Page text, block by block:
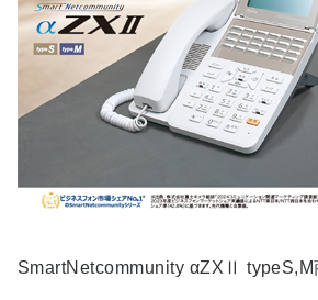
SmartNetcommunity αZXⅡ typeS,M